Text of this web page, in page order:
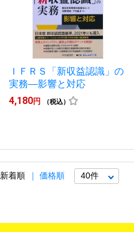
ＩＦＲＳ「新収益認識」の
実務―影響と対応
4,180円 （税込）
新着順 価格順